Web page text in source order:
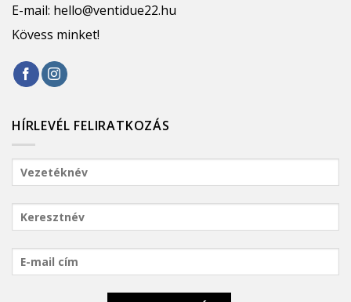
E-mail: hello@ventidue22.hu
Kövess minket!
HÍRLEVÉL FELIRATKOZÁS